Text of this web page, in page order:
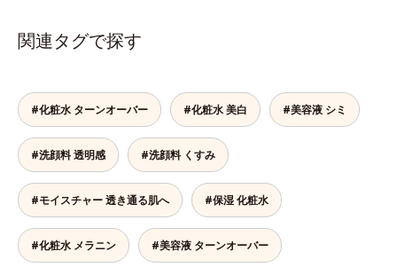
関連タグで探す
#化粧水 ターンオーバー #化粧水 美白 #美容液 シミ
#洗顔料 透明感 #洗顔料 くすみ
#モイスチャー 透き通る肌へ #保湿 化粧水
#化粧水 メラニン #美容液 ターンオーバー